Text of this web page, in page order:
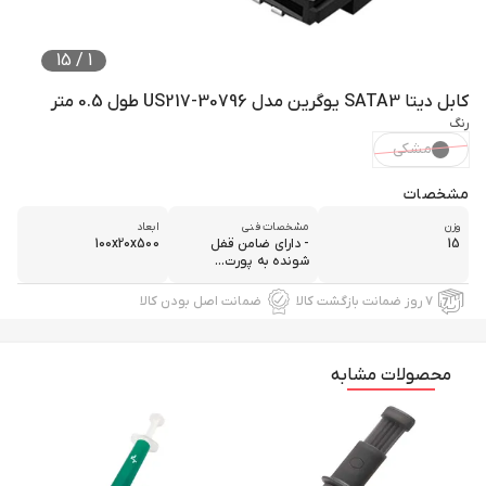
1
/
15
کابل دیتا SATA3 یوگرین مدل US217-30796 طول 0.5 متر
رنگ
مشکی
مشخصات
وزن
15
مشخصات فنی
- دارای ضامن قفل
شونده به پورت...
ابعاد
100x20x500
۷ روز ضمانت بازگشت کالا ضمانت اصل بودن کالا
محصولات مشابه